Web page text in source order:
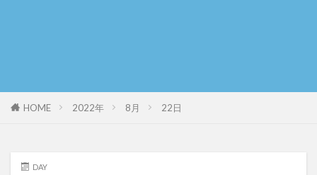
HOME 2022年 8月 22日
DAY